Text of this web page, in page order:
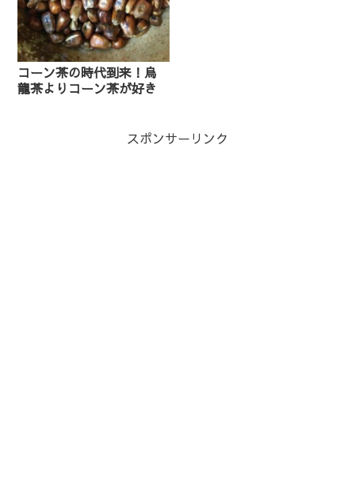
コーン茶の時代到来！烏
龍茶よりコーン茶が好き
スポンサーリンク